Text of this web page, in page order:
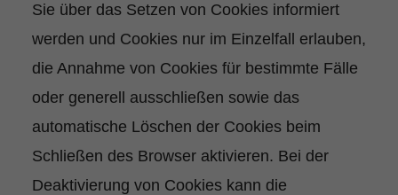
Sie über das Setzen von Cookies informiert
werden und Cookies nur im Einzelfall erlauben,
die Annahme von Cookies für bestimmte Fälle
oder generell ausschließen sowie das
automatische Löschen der Cookies beim
Schließen des Browser aktivieren. Bei der
Deaktivierung von Cookies kann die